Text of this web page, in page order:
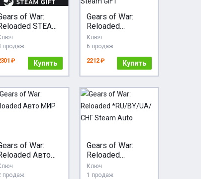
of War:
STEAM
AUTO
продаж
₽ Купить
Gears of War:
Reloaded
АВТОДОСТАВКА
Steam GIFT
Ключ
6 продаж
2212 ₽ Купить
of War:
Авто
продаж
Gears of War:
Reloaded
*RU/BY/UA/СНГ
Steam Auto
Ключ
1 продаж